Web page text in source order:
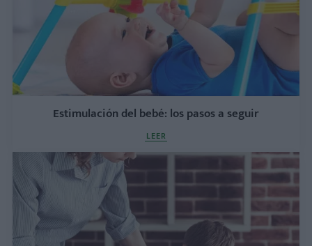
Estimulación del bebé: los pasos a seguir
LEER